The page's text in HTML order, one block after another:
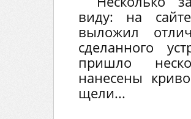
виду: на
выложил
сделанного
пришло
нанесены
щели...